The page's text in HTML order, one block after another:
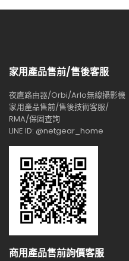
家用產品售前/售後客服
夜鷹路由器/Orbi/Arlo無線攝影機
家用產品售前/售後技術客服/
RMA/保固查詢
LINE ID: @netgear_home
商用產品售前詢價客服